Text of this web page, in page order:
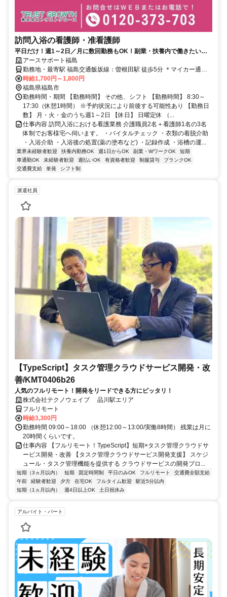
訪問入浴の看護師・准看護師
平日だけ！週1～2日／月に数回勤務もOK！副業・扶養内で働きたい方
にオススメ★未経験歓迎♪
アースサポート福島
勤務地・最寄駅 福島交通飯坂線：曽根田駅 徒歩5分 ＊マイカー通勤
可・駐車場あり
時給1,700円～1,800円
福島県福島市
勤務時間・期間 【勤務時間】 その他、シフト 【勤務時間】 8:30～
17:30（休憩1時間） ※予約状況により前後する可能性あり 【勤務日
数】 月・火・金のうち週1～2日 【休日】 日曜定休 （...
仕事内容 訪問入浴における看護業務 介護職員2名＋看護師1名の3名
体制でお客様宅へ伺います。 ・バイタルチェック ・衣類の着脱介助
・入浴介助 ・入浴後の処置(薬の塗布など) ・記録作成 ・浴槽の運...
業界未経験者歓迎 扶養内勤務OK 週1日からOK 副業・WワークOK
短期
車通勤OK
未経験者歓迎 週払いOK 有資格者歓迎 制服貸与
ブランクOK
交通費支給
単発 シフト制
派遣社員
【TypeScript】タスク管理クラウドサービス開発・改
善/KMT0406b26
人気のフルリモート！開発をリードできる方にピッタリ！
株式会社テクノウェイブ 品川駅エリア
フルリモート
時給3,300円
勤務時間 09:00～18:00 （休憩12:00～13:00/実働8時間） 残業は月に
20時間くらいです。
仕事内容 【フルリモート！TypeScript】短期×タスク管理クラウドサ
ービス開発・改善 【タスク管理クラウドサービス開発支援】 スケジ
ュール・タスク管理機能を提供する クラウドサービスの開発プロ...
短期（3ヵ月以内） 短期 固定時間制 平日のみOK フルリモート
交通費全額支給
午前
経験者歓迎 夕方 在宅OK フルタイム歓迎
駅近5分以内
短期（1ヵ月以内）
週4日以上OK 土日祝休み
アルバイト・パート